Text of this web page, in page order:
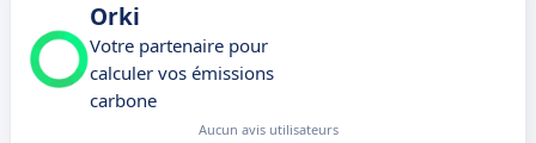
Orki
Votre partenaire pour
calculer vos émissions
carbone
Aucun avis utilisateurs